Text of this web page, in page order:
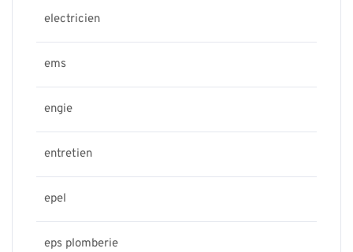
electricien
ems
engie
entretien
epel
eps plomberie